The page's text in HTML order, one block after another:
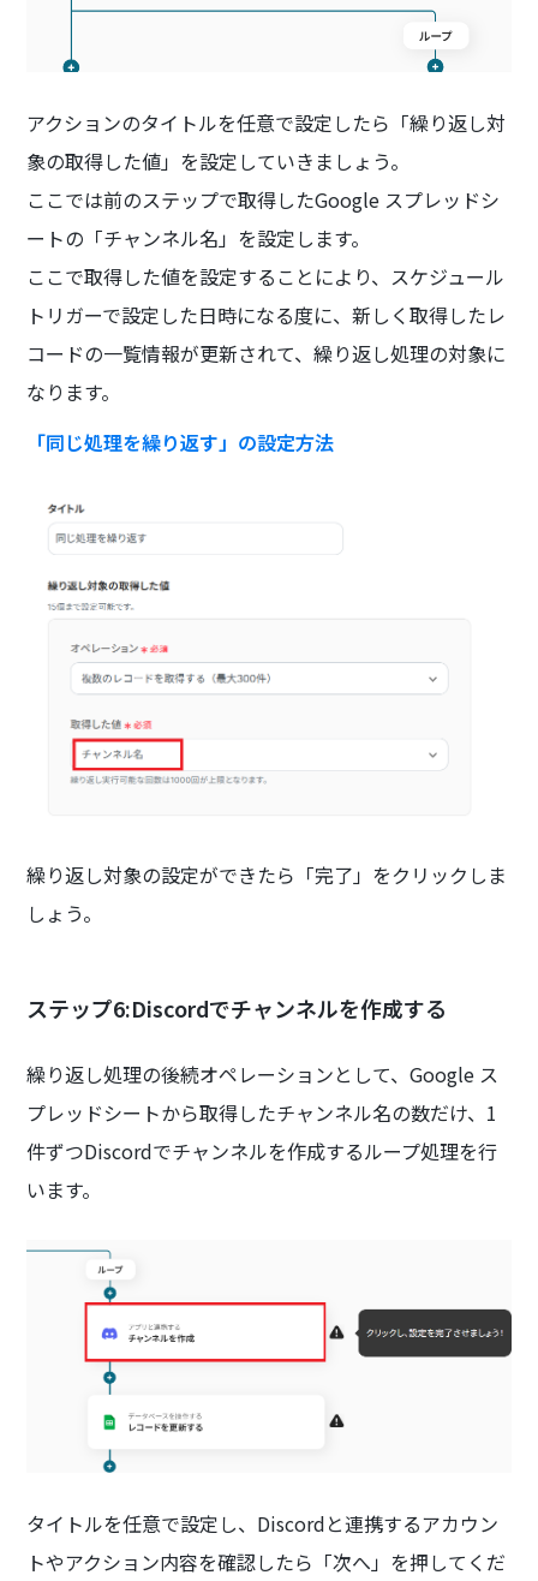
アクションのタイトルを任意で設定したら「繰り返し対
象の取得した値」を設定していきましょう。
ここでは前のステップで取得したGoogle スプレッドシ
ートの「チャンネル名」を設定します。
ここで取得した値を設定することにより、スケジュール
トリガーで設定した日時になる度に、新しく取得したレ
コードの一覧情報が更新されて、繰り返し処理の対象に
なります。
「同じ処理を繰り返す」の設定方法
繰り返し対象の設定ができたら「完了」をクリックしま
しょう。
ステップ6:Discordでチャンネルを作成する
繰り返し処理の後続オペレーションとして、Google ス
プレッドシートから取得したチャンネル名の数だけ、1
件ずつDiscordでチャンネルを作成するループ処理を行
います。
タイトルを任意で設定し、Discordと連携するアカウン
トやアクション内容を確認したら「次へ」を押してくだ